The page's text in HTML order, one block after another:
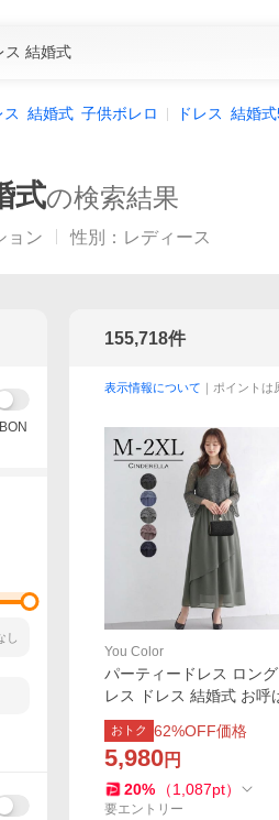
ス 結婚式 子供ボレロ ドレス 結婚
式の検索結果
ョン 性別 ： レディース
155,718件
表示情報について ｜ポイント
You Color
パーティードレス ロング
レス ドレス 結婚式 お呼
フォーマル ワンピース ロ
グ丈 袖あり 長袖 七分袖
会 二次会 マキシ丈 20代
代 40代 ycpt11
おトク 62%OFF価格
5,980円
20% （1,087pt）
要エントリー